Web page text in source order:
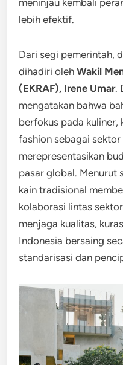
meninjau kembali
lebih efektif.
Dari segi pemerintah,
dihadiri olehWakil
(EKRAF), Irene Umar.
mengatakan bahwa
berfokus pada kuliner,
fashion sebagai
merepresentasikan
pasar global. Menurut
kain tradisional
kolaborasi lintas
menjaga kualitas,
Indonesia bersaing
standarisasi dan